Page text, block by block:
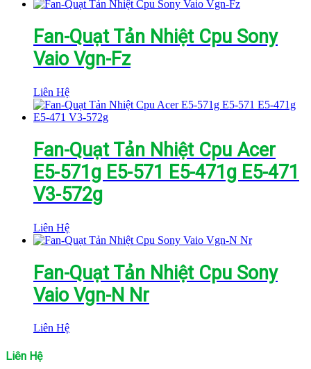
Fan-Quạt Tản Nhiệt Cpu Sony
Vaio Vgn-Fz
Liên Hệ
Fan-Quạt Tản Nhiệt Cpu Acer
E5-571g E5-571 E5-471g E5-471
V3-572g
Liên Hệ
Fan-Quạt Tản Nhiệt Cpu Sony
Vaio Vgn-N Nr
Liên Hệ
Liên Hệ